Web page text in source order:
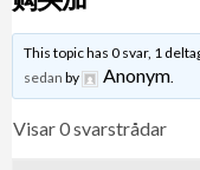
This topic has 0 svar, 1
sedan by Anonym.
Visar 0 svarstrådar